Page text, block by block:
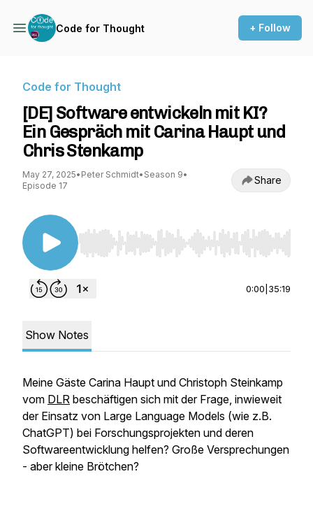
Code for Thought + Follow
Code for Thought
[DE] Software entwickeln mit KI?
Ein Gespräch mit Carina Haupt und
Chris Stenkamp
May 27, 2025• Peter Schmidt• Season 9•
Episode 17
Share
Use Left/Right to seek, Home/End to jump to
0:00 35:19
Show Notes
Meine Gäste Carina Haupt und Christoph Steinkamp
vom DLR beschäftigen sich mit der Frage, inwieweit
der Einsatz von Large Language Models (wie z.B.
ChatGPT) bei Forschungsprojekten und deren
Softwareentwicklung helfen? Große Versprechungen
- aber kleine Brötchen?